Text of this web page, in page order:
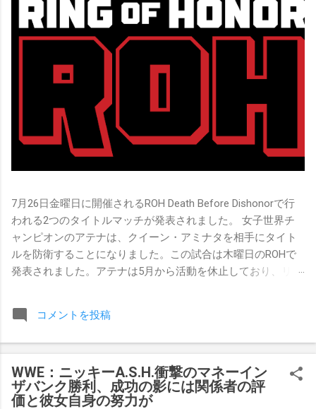
7月26日金曜日に開催されるROH Death Before Dishonorで行
われる2つのタイトルマッチが発表されました。 女子世界チ
ャンピオンのアテナは、クイーン・アミナタを相手にタイト
ルを防衛することになりました。この試合は木曜日のROHで
発表されました。アテナは5月から活動を休止しており、リン
女子世界チャンピオンは5月の最後の試合で怪我の恐怖に苦し
みましたが、それはストーリーの中で誇張されています。 ア
でタイトルを防衛します。PPVでレッド・ベルベッドを相手
にROH Women's TV 王座の防衛戦を行います。 木曜日の放送
では、リー・モリアーティーがROH Pure Championship
コメントを投稿
WWE：ニッキーA.S.H.衝撃のマネーイン
ザバンク勝利、成功の影には関係者の評
価と彼女自身の努力が